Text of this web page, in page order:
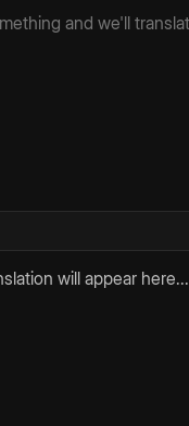
will appear here...